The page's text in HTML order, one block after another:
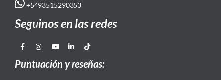
+5493515290353
Seguinos en las redes
Puntuación y reseñas: